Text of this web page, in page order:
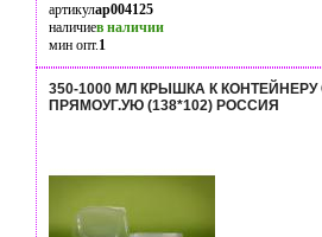
артикулap004125
наличиев наличии
мин опт.1
350-1000 МЛ КРЫШКА К
ПРЯМОУГ.УЮ (138*102) РОССИЯ